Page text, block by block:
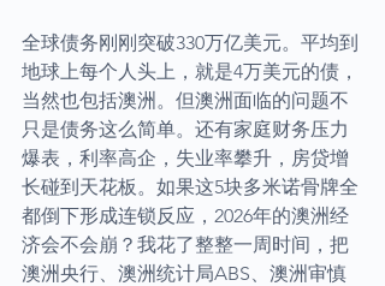
全球债务刚刚突破330万亿美元。平均到
地球上每个人头上，就是4万美元的债，
当然也包括澳洲。但澳洲面临的问题不
只是债务这么简单。还有家庭财务压力
爆表，利率高企，失业率攀升，房贷增
长碰到天花板。如果这5块多米诺骨牌全
都倒下形成连锁反应，2026年的澳洲经
济会不会崩？我花了整整一周时间，把
澳洲央行、澳洲统计局ABS、澳洲审慎